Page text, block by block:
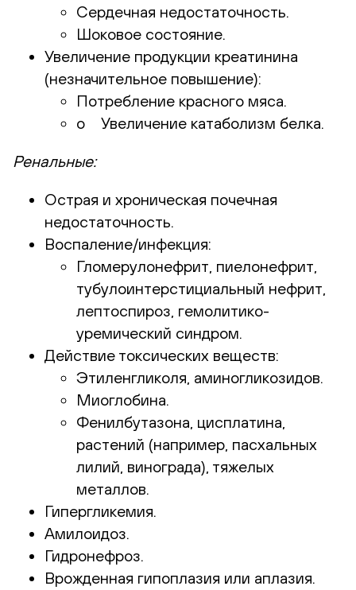
Сердечная недостаточность.
Шоковое состояние.
Увеличение продукции креатинина
(незначительное повышение):
Потребление красного мяса.
o Увеличение катаболизм белка.
Ренальные:
Острая и хроническая почечная
недостаточность.
Воспаление/инфекция:
Гломерулонефрит, пиелонефрит,
тубулоинтерстициальный нефрит,
лептоспироз, гемолитико-
уремический синдром.
Действие токсических веществ:
Этиленгликоля, аминогликозидов.
Миоглобина.
Фенилбутазона, цисплатина,
растений (например, пасхальных
лилий, винограда), тяжелых
металлов.
Гипергликемия.
Амилоидоз.
Гидронефроз.
Врожденная гипоплазия или аплазия.